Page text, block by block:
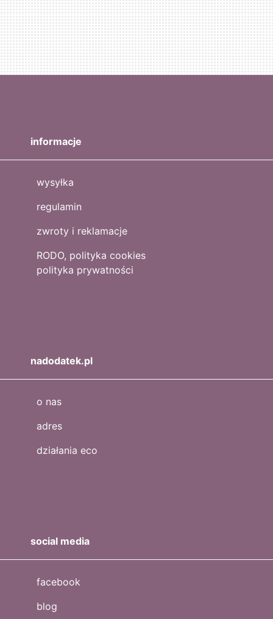
informacje
wysyłka
regulamin
zwroty i reklamacje
RODO, polityka cookies
polityka prywatności
nadodatek.pl
o nas
adres
działania eco
social media
facebook
blog